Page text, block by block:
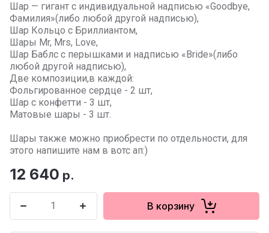
Шар — гигант с индивидуальной надписью «Goodbye,
Фамилия»(либо любой другой надписью),
Шар Кольцо с Бриллиантом,
Шары Mr, Mrs, Love,
Шар Баблс с перышками и надписью «Bride»(либо
любой другой надписью),
Две композиции,в каждой:
Фольгированное сердце - 2 шт,
Шар с конфетти - 3 шт,
Матовые шары - 3 шт.
Шары также можно приобрести по отдельности, для
этого напишите нам в вотс ап:)
12 640 р.
В корзину